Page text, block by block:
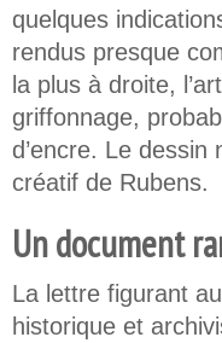
quelques
rendus presque
la plus à droite,
griffonnage,
d’encre. Le
créatif de Rubens.
Un document
La lettre figurant
historique et